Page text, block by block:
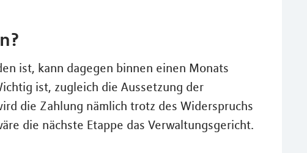
ist, kann dagegen binnen einen Monats
ist, zugleich die Aussetzung der
die Zahlung nämlich trotz des Widerspruchs
die nächste Etappe das Verwaltungsgericht.